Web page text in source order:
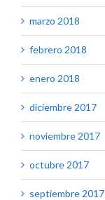
marzo 2018
febrero 2018
enero 2018
diciembre 2017
noviembre 2017
octubre 2017
septiembre 2017